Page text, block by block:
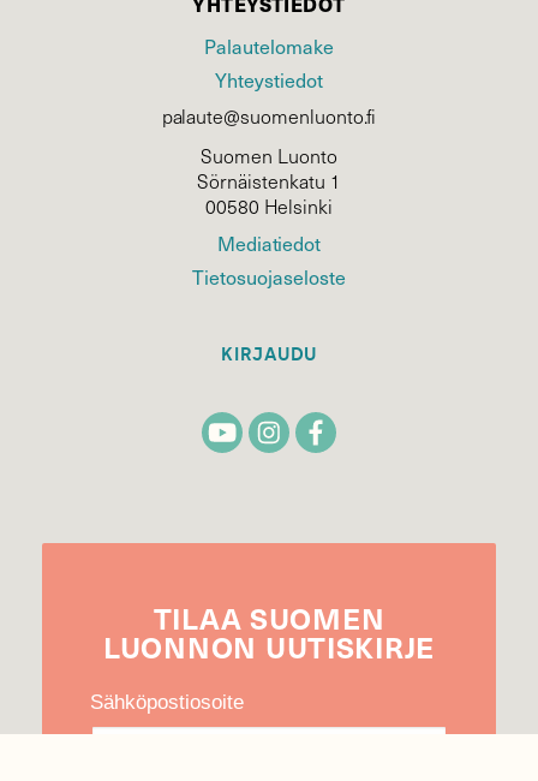
Palautelomake
Yhteystiedot
palaute@suomenluonto.fi
Suomen Luonto
Sörnäistenkatu 1
00580 Helsinki
Mediatiedot
Tietosuojaseloste
KIRJAUDU
TILAA SUOMEN
LUONNON UUTIS­KIRJE
Sähköpostiosoite